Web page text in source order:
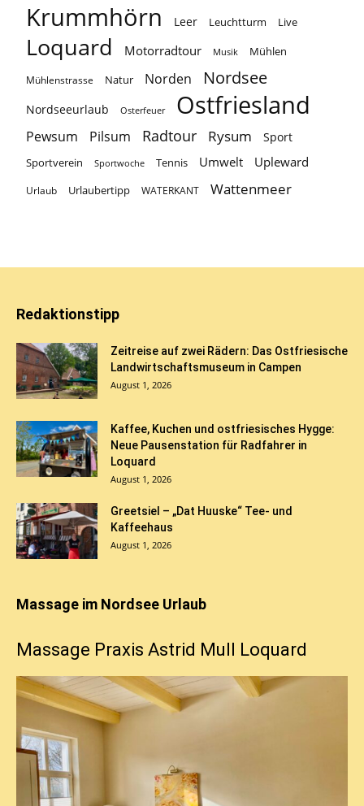
Krummhörn Leer Leuchtturm Live
Loquard Motorradtour Musik Mühlen
Mühlenstrasse Natur Norden Nordsee
Nordseeurlaub Osterfeuer Ostfriesland
Pewsum Pilsum Radtour Rysum Sport
Sportverein Sportwoche Tennis Umwelt Upleward
Urlaub Urlaubertipp WATERKANT Wattenmeer
Redaktionstipp
Zeitreise auf zwei Rädern: Das Ostfriesische
Landwirtschaftsmuseum in Campen
August 1, 2026
Kaffee, Kuchen und ostfriesisches Hygge:
Neue Pausenstation für Radfahrer in
Loquard
August 1, 2026
Greetsiel – „Dat Huuske“ Tee- und
Kaffeehaus
August 1, 2026
Massage im Nordsee Urlaub
Massage Praxis Astrid Mull Loquard